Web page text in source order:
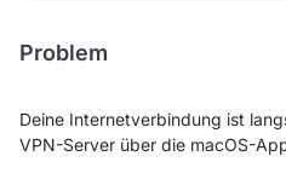
Problem
Deine Internetverbindung ist
VPN-Server über die macOS-